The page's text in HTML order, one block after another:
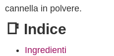
cannella in polvere.
📑 Indice
Ingredienti